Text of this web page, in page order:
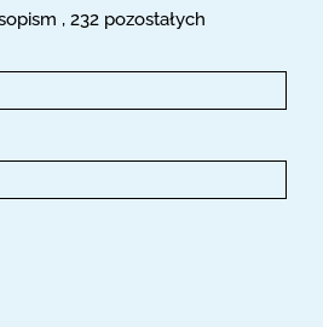
, 232 pozostałych